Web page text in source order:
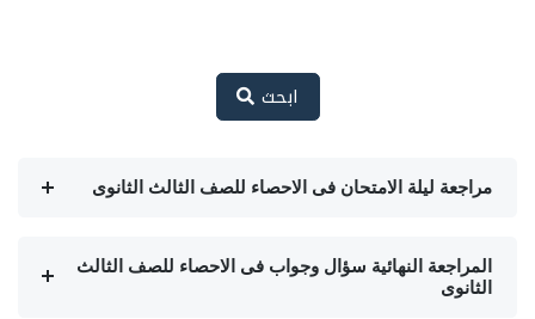
ابحث
مراجعة ليلة الامتحان فى الاحصاء للصف الثالث الثانوى
المراجعة النهائية سؤال وجواب فى الاحصاء للصف الثالث
الثانوى